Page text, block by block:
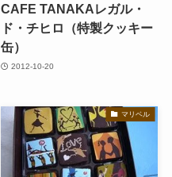
CAFE TANAKAレガル・
ド・チヒロ（特製クッキー
缶）
2012-10-20
マリベル